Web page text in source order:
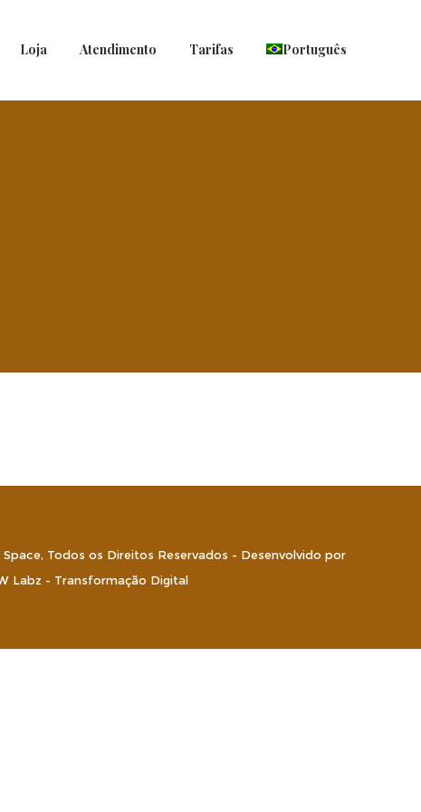
Loja Atendimento Tarifas Português
Todos os Direitos Reservados - Desenvolvido por
Labz - Transformação Digital